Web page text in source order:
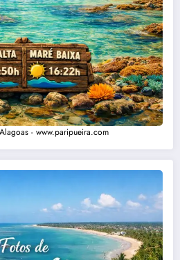
- www.paripueira.com